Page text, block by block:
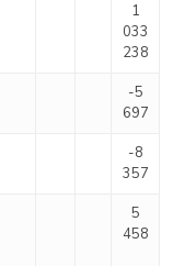
1
033
238
-5
697
-8
357
5
458